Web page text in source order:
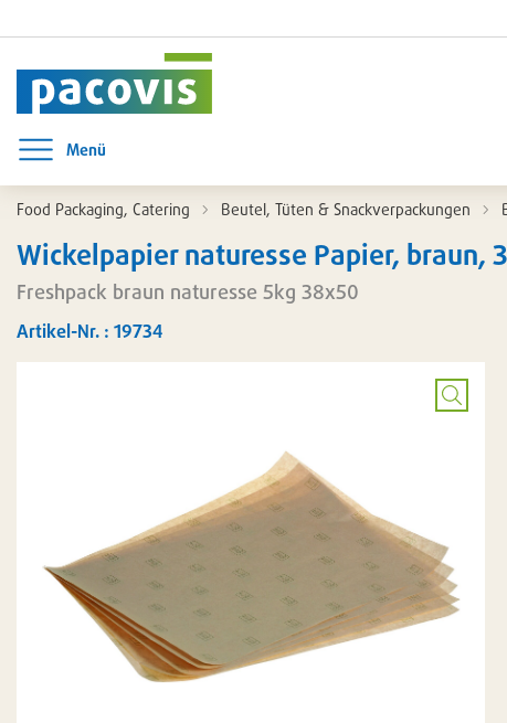
Menü
Menü öffnen
Food Packaging, Catering Beutel, Tüten & Snackverpackungen
Wickelpapier naturesse Papier, braun,
Freshpack braun naturesse 5kg 38x50
Artikel-Nr. : 19734
Bild